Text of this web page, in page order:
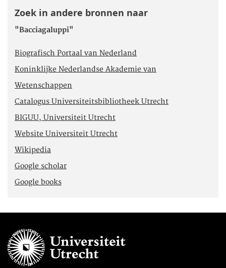
Zoek in andere bronnen naar
"Bacciagaluppi"
Biografisch Portaal van Nederland
Koninklijke Nederlandse Akademie van
Wetenschappen
Catalogus Universiteitsbibliotheek Utrecht
BIGUU, Universiteit Utrecht
Website Universiteit Utrecht
Wikipedia
Google scholar
Google books